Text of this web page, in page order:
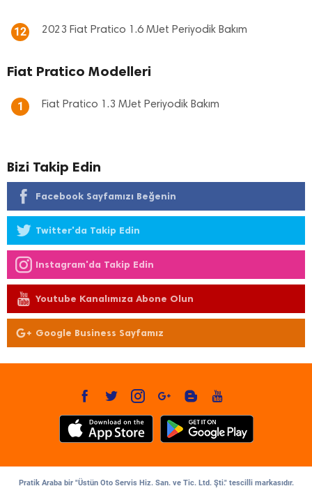
12 2023 Fiat Pratico 1.6 MJet Periyodik Bakım
Fiat Pratico Modelleri
1 Fiat Pratico 1.3 MJet Periyodik Bakım
Bizi Takip Edin
Facebook Sayfamızı Beğenin
Twitter'da Takip Edin
Instagram'da Takip Edin
Youtube Kanalımıza Abone Olun
Google Business Sayfamız
Pratik Araba bir "Üstün Oto Servis Hiz. San. ve Tic. Ltd. Şti." tescilli markasıdır.